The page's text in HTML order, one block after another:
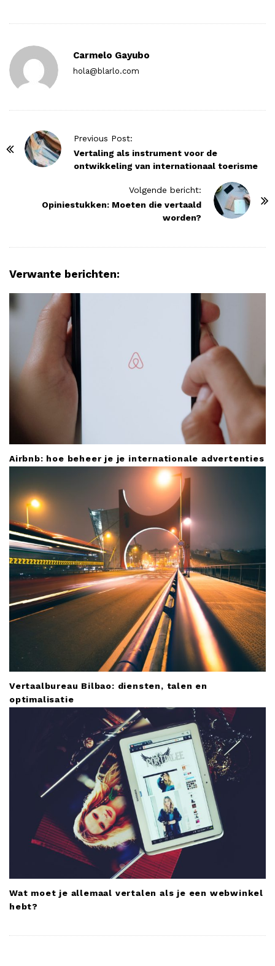
Carmelo Gayubo
hola@blarlo.com
Previous Post:
Vertaling als instrument voor de
ontwikkeling van internationaal toerisme
Volgende bericht:
Opiniestukken: Moeten die vertaald
worden?
Verwante berichten:
Airbnb: hoe beheer je je internationale advertenties
Vertaalbureau Bilbao: diensten, talen en
optimalisatie
Wat moet je allemaal vertalen als je een webwinkel
hebt?